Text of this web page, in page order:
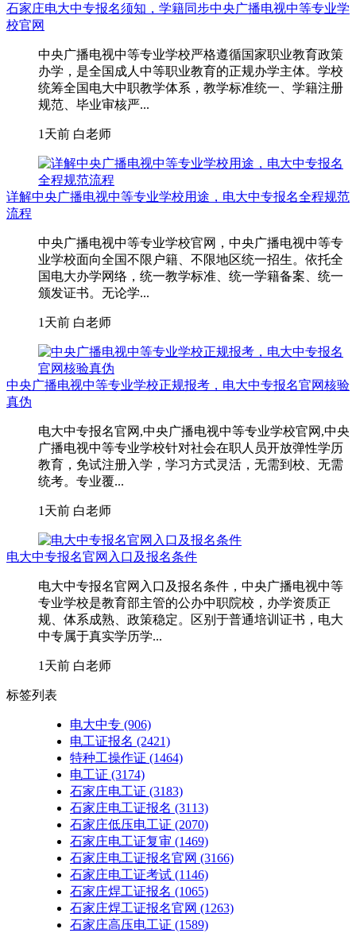
石家庄电大中专报名须知，学籍同步中央广播电视中等专业学
校官网
中央广播电视中等专业学校严格遵循国家职业教育政策
办学，是全国成人中等职业教育的正规办学主体。学校
统筹全国电大中职教学体系，教学标准统一、学籍注册
规范、毕业审核严...
1天前 白老师
详解中央广播电视中等专业学校用途，电大中专报名全程规范
流程
中央广播电视中等专业学校官网，中央广播电视中等专
业学校面向全国不限户籍、不限地区统一招生。依托全
国电大办学网络，统一教学标准、统一学籍备案、统一
颁发证书。无论学...
1天前 白老师
中央广播电视中等专业学校正规报考，电大中专报名官网核验
真伪
电大中专报名官网,中央广播电视中等专业学校官网,中央
广播电视中等专业学校针对社会在职人员开放弹性学历
教育，免试注册入学，学习方式灵活，无需到校、无需
统考。专业覆...
1天前 白老师
电大中专报名官网入口及报名条件
电大中专报名官网入口及报名条件，中央广播电视中等
专业学校是教育部主管的公办中职院校，办学资质正
规、体系成熟、政策稳定。区别于普通培训证书，电大
中专属于真实学历学...
1天前 白老师
标签列表
电大中专 (906)
电工证报名 (2421)
特种工操作证 (1464)
电工证 (3174)
石家庄电工证 (3183)
石家庄电工证报名 (3113)
石家庄低压电工证 (2070)
石家庄电工证复审 (1469)
石家庄电工证报名官网 (3166)
石家庄电工证考试 (1146)
石家庄焊工证报名 (1065)
石家庄焊工证报名官网 (1263)
石家庄高压电工证 (1589)